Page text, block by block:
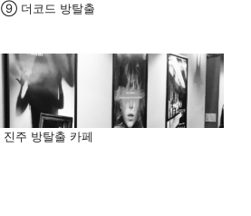
⑨ 더코드 방탈출
진주 방탈출 카페